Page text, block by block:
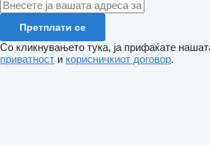
Претплати се
Со кликнувањето тука, ја прифаќате
приватност и корисничкиот договор.